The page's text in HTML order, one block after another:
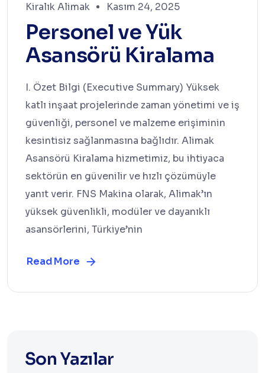
Kiralık Alimak Kasım 24, 2025
Personel ve Yük
Asansörü Kiralama
I. Özet Bilgi (Executive Summary) Yüksek
katlı inşaat projelerinde zaman yönetimi ve iş
güvenliği, personel ve malzeme erişiminin
kesintisiz sağlanmasına bağlıdır. Alimak
Asansörü Kiralama hizmetimiz, bu ihtiyaca
sektörün en güvenilir ve hızlı çözümüyle
yanıt verir. FNS Makina olarak, Alimak’ın
yüksek güvenlikli, modüler ve dayanıklı
asansörlerini, Türkiye’nin
Read More
Son Yazılar